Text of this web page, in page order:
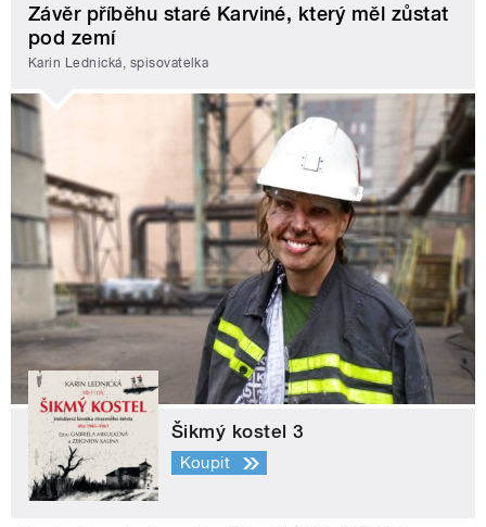
Závěr příběhu staré Karviné, který měl zůstat
pod zemí
Karin Lednická, spisovatelka
Šikmý kostel 3
Koupit